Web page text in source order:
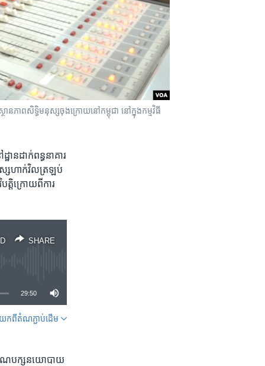
នភាព​សិទ្ធិ​មនុស្ស​ចុង​ក្រោយ​នៅ​កម្ពុជា នៅ​ក្នុង​កម្មវិធី​
ដាក់​ពន្ធនាគារ​
ស្ស​ហាក់វិលត្រឡប់
តិ​ក្រោយពី​ការ
SHARE
SHARE
29:50
ក​ពី​តំណភ្ជាប់​ដើម
គណបក្ស​នយោបាយ​